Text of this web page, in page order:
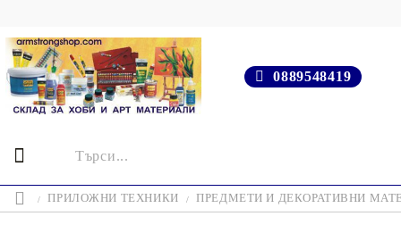
0889548419
ПРИЛОЖНИ ТЕХНИКИ ПРЕДМЕТИ И ДЕКОРАТИВНИ